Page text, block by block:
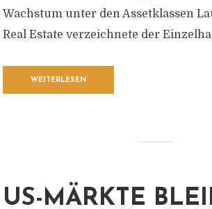
Wachstum unter den Assetklassen
Real Estate verzeichnete der
WEITERLESEN
US-MÄRKTE